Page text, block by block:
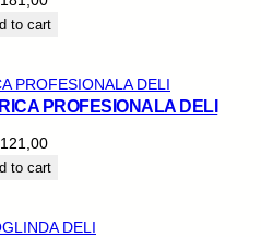
to cart
PROFESIONALA DELI
121,00
to cart